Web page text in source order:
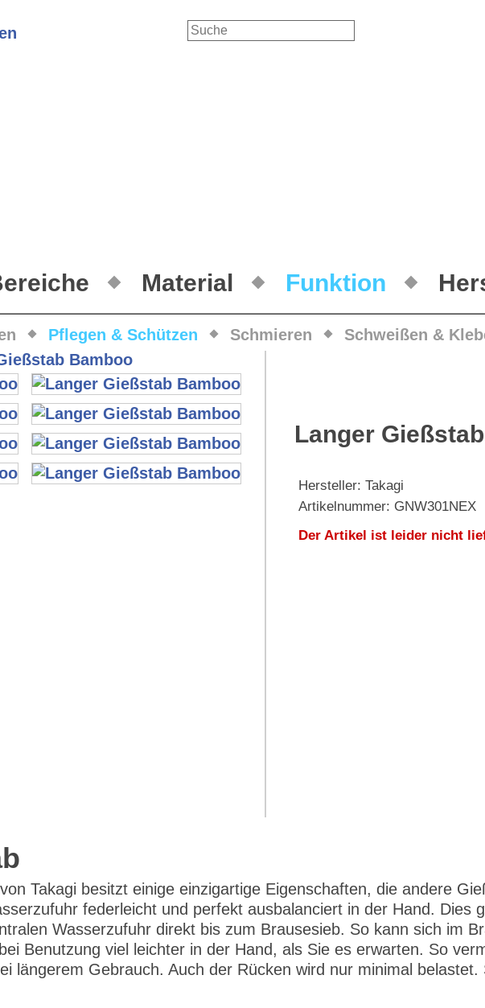
Material Funktion
Pflegen & Schützen Schmieren Schweißen &
Langer
Hersteller: Takagi
Artikelnummer: GNW301NEX
Der Artikel ist leider nicht
Takagi besitzt einige einzigartige Eigenschaften, die andere
federleicht und perfekt ausbalanciert in der Hand. Dies
Wasserzufuhr direkt bis zum Brausesieb. So kann sich im
Benutzung viel leichter in der Hand, als Sie es erwarten. So
längerem Gebrauch. Auch der Rücken wird nur minimal